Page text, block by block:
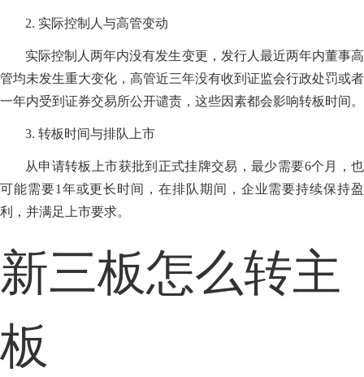
2. 实际控制人与高管变动
实际控制人两年内没有发生变更，发行人最近两年内董事高
管均未发生重大变化，高管近三年没有收到证监会行政处罚或者
一年内受到证券交易所公开谴责，这些因素都会影响转板时间。
3. 转板时间与排队上市
从申请转板上市获批到正式挂牌交易，最少需要6个月，也
可能需要1年或更长时间，在排队期间，企业需要持续保持盈
利，并满足上市要求。
新三板怎么转主
板